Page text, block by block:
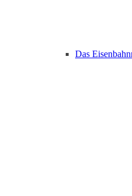
Das